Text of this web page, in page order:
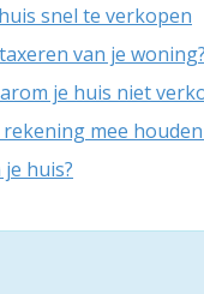
snel te verkopen
van je woning?
je huis niet
mee
huis?